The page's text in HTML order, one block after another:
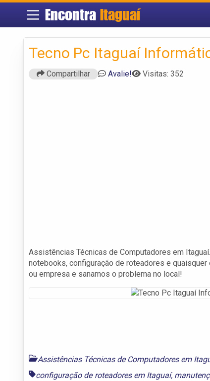
Encontra Itaguaí
Tecno Pc Itaguaí
Compartilhar Avalie! Visitas: 352
Assistências Técnicas de Computadores em
notebooks, configuração de roteadores e
ou empresa e sanamos o problema no local!
Assistências Técnicas de Computadores em
configuração de roteadores em Itaguaí,